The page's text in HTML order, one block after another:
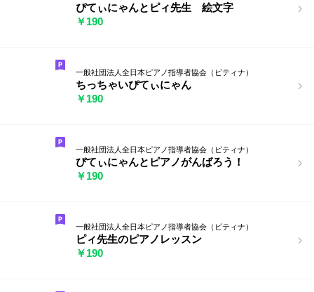
ぴてぃにゃんとピィ先生 絵文字
￥190
一般社団法人全日本ピアノ指導者協会（ピティナ）
ちっちゃいぴてぃにゃん
￥190
一般社団法人全日本ピアノ指導者協会（ピティナ）
ぴてぃにゃんとピアノがんばろう！
￥190
一般社団法人全日本ピアノ指導者協会（ピティナ）
ピィ先生のピアノレッスン
￥190